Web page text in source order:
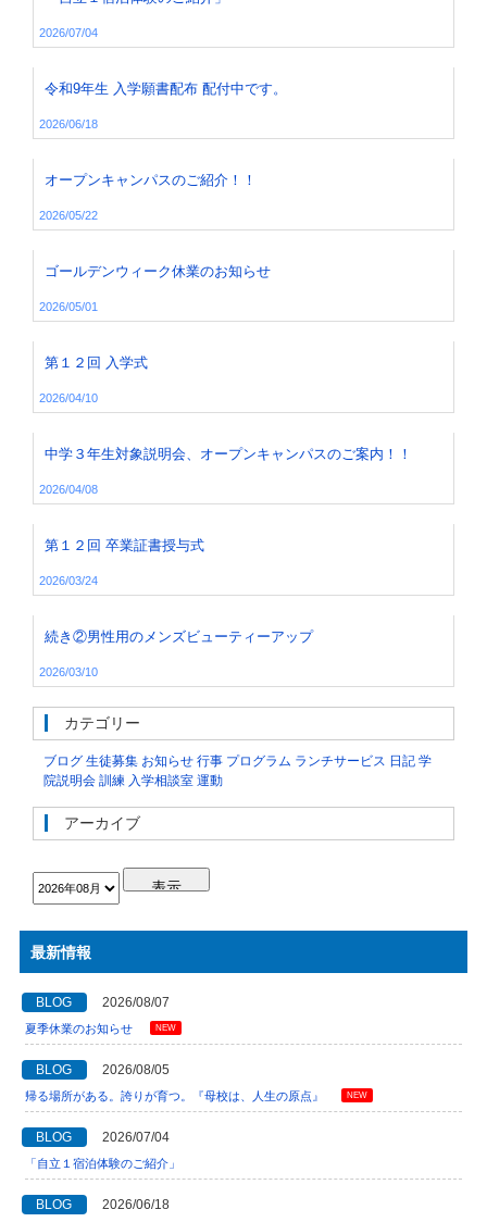
2026/07/04
令和9年生 入学願書配布 配付中です。
2026/06/18
オープンキャンパスのご紹介！！
2026/05/22
ゴールデンウィーク休業のお知らせ
2026/05/01
第１２回 入学式
2026/04/10
中学３年生対象説明会、オープンキャンパスのご案内！！
2026/04/08
第１２回 卒業証書授与式
2026/03/24
続き②男性用のメンズビューティーアップ
2026/03/10
カテゴリー
ブログ 生徒募集 お知らせ 行事 プログラム ランチサービス 日記 学
院説明会 訓練 入学相談室 運動
アーカイブ
最新情報
BLOG 2026/08/07
夏季休業のお知らせ NEW
BLOG 2026/08/05
帰る場所がある。誇りが育つ。『母校は、人生の原点』 NEW
BLOG 2026/07/04
「自立１宿泊体験のご紹介」
BLOG 2026/06/18